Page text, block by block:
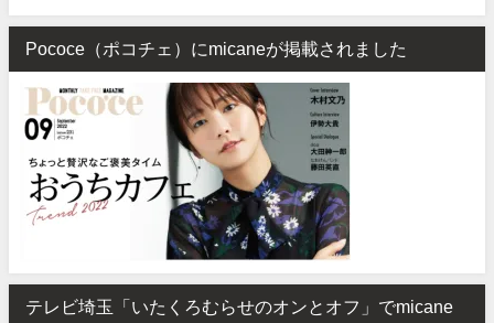
Pococe（ポコチェ）にmicaneが掲載されました
テレビ埼玉「いたくろむらせのオンとオフ」でmicane